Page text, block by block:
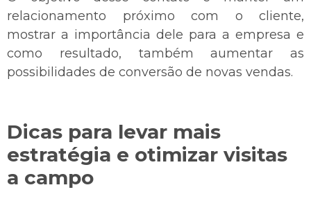
relacionamento próximo com o cliente,
mostrar a importância dele para a empresa e
como resultado, também aumentar as
possibilidades de conversão de novas vendas.
Dicas para levar mais
estratégia e otimizar visitas
a campo